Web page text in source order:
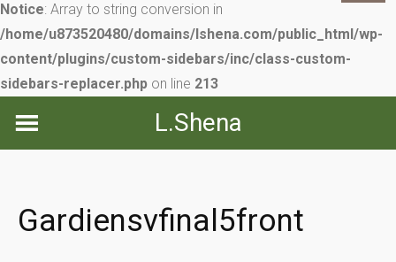
Notice: Array to string conversion in
/home/u873520480/domains/lshena.com/public_html/wp-
content/plugins/custom-sidebars/inc/class-custom-
sidebars-replacer.php on line 213
L.Shena
Gardiensvfinal5front